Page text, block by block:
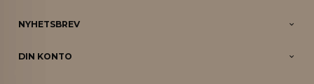
NYHETSBREV
DIN KONTO